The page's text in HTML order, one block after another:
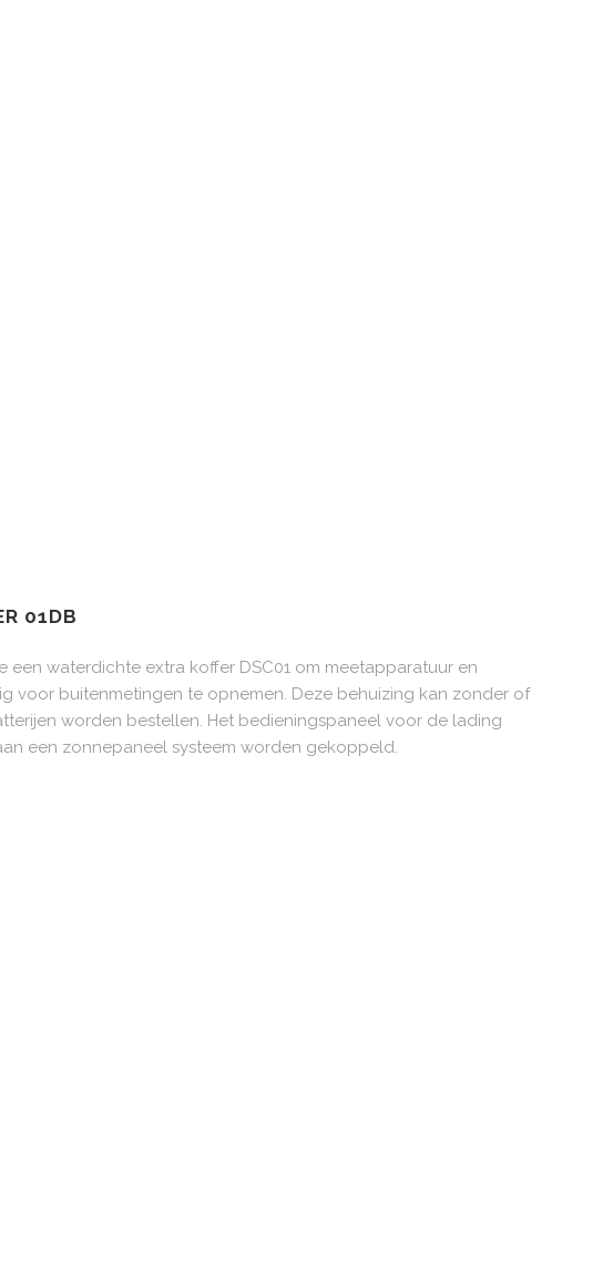
01DB
een waterdichte extra koffer DSC01 om meetapparatuur en
voor buitenmetingen te opnemen. Deze behuizing kan zonder of
worden bestellen. Het bedieningspaneel voor de lading
een zonnepaneel systeem worden gekoppeld.